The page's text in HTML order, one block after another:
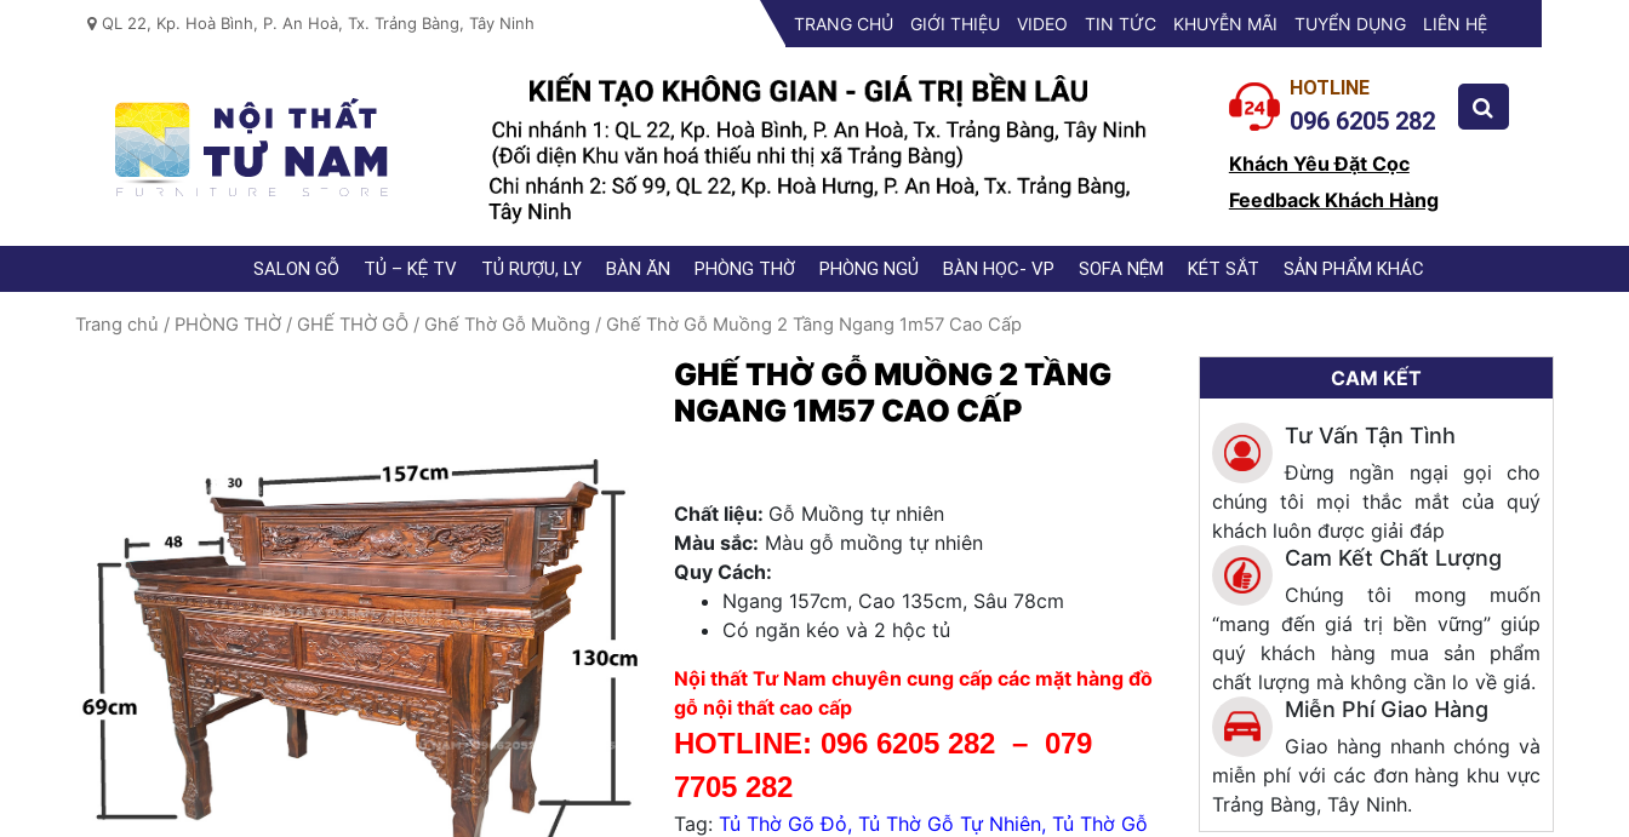
QL 22, Kp. Hoà Bình, P. An Hoà, Tx. Trảng Bàng, Tây Ninh TRANG CHỦ GIỚI THIỆU VIDEO TIN TỨC KHUYỄN MÃI TUYỂN DỤNG LIÊN HỆ
HOTLINE
096 6205 282
Khách Yêu Đặt Cọc
Feedback Khách Hàng
SALON GỖ TỦ – KỆ TV TỦ RƯỢU, LY BÀN ĂN PHÒNG THỜ PHÒNG NGỦ BÀN HỌC- VP SOFA NỆM KÉT SẮT SẢN PHẨM KHÁC
Trang chủ / PHÒNG THỜ / GHẾ THỜ GỖ / Ghế Thờ Gỗ Muồng / Ghế Thờ Gỗ Muồng 2 Tầng Ngang 1m57 Cao Cấp
GHẾ THỜ GỖ MUỒNG 2 TẦNG
NGANG 1M57 CAO CẤP
Chất liệu: Gỗ Muồng tự nhiên
Màu sắc: Màu gỗ muồng tự nhiên
Quy Cách:
Ngang 157cm, Cao 135cm, Sâu 78cm
Có ngăn kéo và 2 hộc tủ
Nội thất Tư Nam chuyên cung cấp các mặt hàng đồ
gỗ nội thất cao cấp
HOTLINE: 096 6205 282– 079
7705 282
Tag: Tủ Thờ Gõ Đỏ, Tủ Thờ Gỗ Tự Nhiên,Tủ Thờ Gỗ
CAM KẾT
Tư Vấn Tận Tình
Đừng ngần ngại gọi cho
chúng tôi mọi thắc mắt của quý
khách luôn được giải đáp
Cam Kết Chất Lượng
Chúng tôi mong muốn
“mang đến giá trị bền vững” giúp
quý khách hàng mua sản phẩm
chất lượng mà không cần lo về giá.
Miễn Phí Giao Hàng
Giao hàng nhanh chóng và
miễn phí với các đơn hàng khu vực
Trảng Bàng, Tây Ninh.